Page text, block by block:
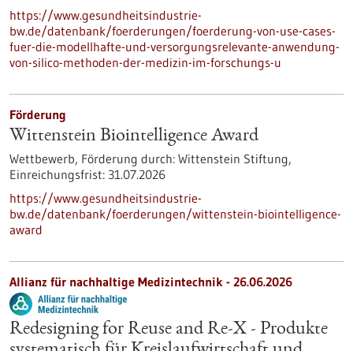
https://www.gesundheitsindustrie-
bw.de/datenbank/foerderungen/foerderung-von-use-cases-
fuer-die-modellhafte-und-versorgungsrelevante-anwendung-
von-silico-methoden-der-medizin-im-forschungs-u
Förderung
Wittenstein Biointelligence Award
Wettbewerb, Förderung durch: Wittenstein Stiftung,
Einreichungsfrist: 31.07.2026
https://www.gesundheitsindustrie-
bw.de/datenbank/foerderungen/wittenstein-biointelligence-
award
Allianz für nachhaltige Medizintechnik - 26.06.2026
Redesigning for Reuse and Re-X - Produkte